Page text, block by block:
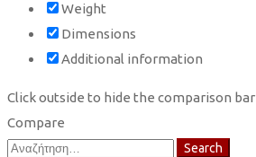
Weight
Dimensions
Additional information
Click outside to hide the comparison bar
Compare
Search
Search